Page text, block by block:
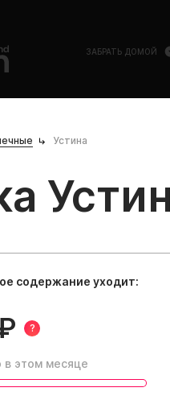
ЗАБРАТЬ ДОМОЙ
Устина
содержание уходит:
?
в этом месяце